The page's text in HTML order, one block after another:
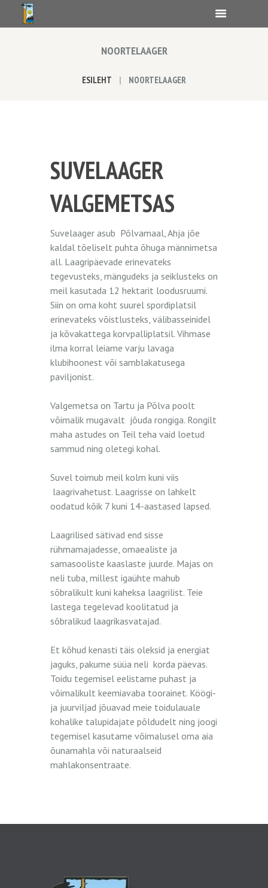
NOORTELAAGER
ESILEHT NOORTELAAGER
SUVELAAGER
VALGEMETSAS
Suvelaager asub Põlvamaal, Ahja jõe
kaldal tõeliselt puhta õhuga männimetsa
all. Laagripäevade erinevateks
tegevusteks, mängudeks ja seiklusteks on
meil kasutada 12 hektarit loodusruumi.
Siin on oma koht suurel spordiplatsil
erinevateks võistlusteks, välibasseinidel
ja kõvakattega korvpalliplatsil. Vihmase
ilma korral leiame varju lavaga
klubihoonest või samblakatusega
paviljonist.
Valgemetsa on Tartu ja Põlva poolt
võimalik mugavalt jõuda rongiga. Rongilt
maha astudes on Teil teha vaid loetud
sammud ning oletegi kohal.
Suvel toimub meil kolm kuni viis
laagrivahetust. Laagrisse on lahkelt
oodatud kõik 7 kuni 14-aastased lapsed.
Laagrilised sätivad end sisse
rühmamajadesse, omaealiste ja
samasooliste kaaslaste juurde. Majas on
neli tuba, millest igaühte mahub
sõbralikult kuni kaheksa laagrilist. Teie
lastega tegelevad koolitatud ja
sõbralikud laagrikasvatajad.
Et kõhud kenasti täis oleksid ja energiat
jaguks, pakume süüa neli korda päevas.
Toidu tegemisel eelistame puhast ja
võimalikult keemiavaba toorainet. Köögi-
ja juurviljad jõuavad meie toidulauale
kohalike talupidajate põldudelt ning joogi
tegemisel kasutame võimalusel oma aia
õunamahla või naturaalseid
mahlakonsentraate.